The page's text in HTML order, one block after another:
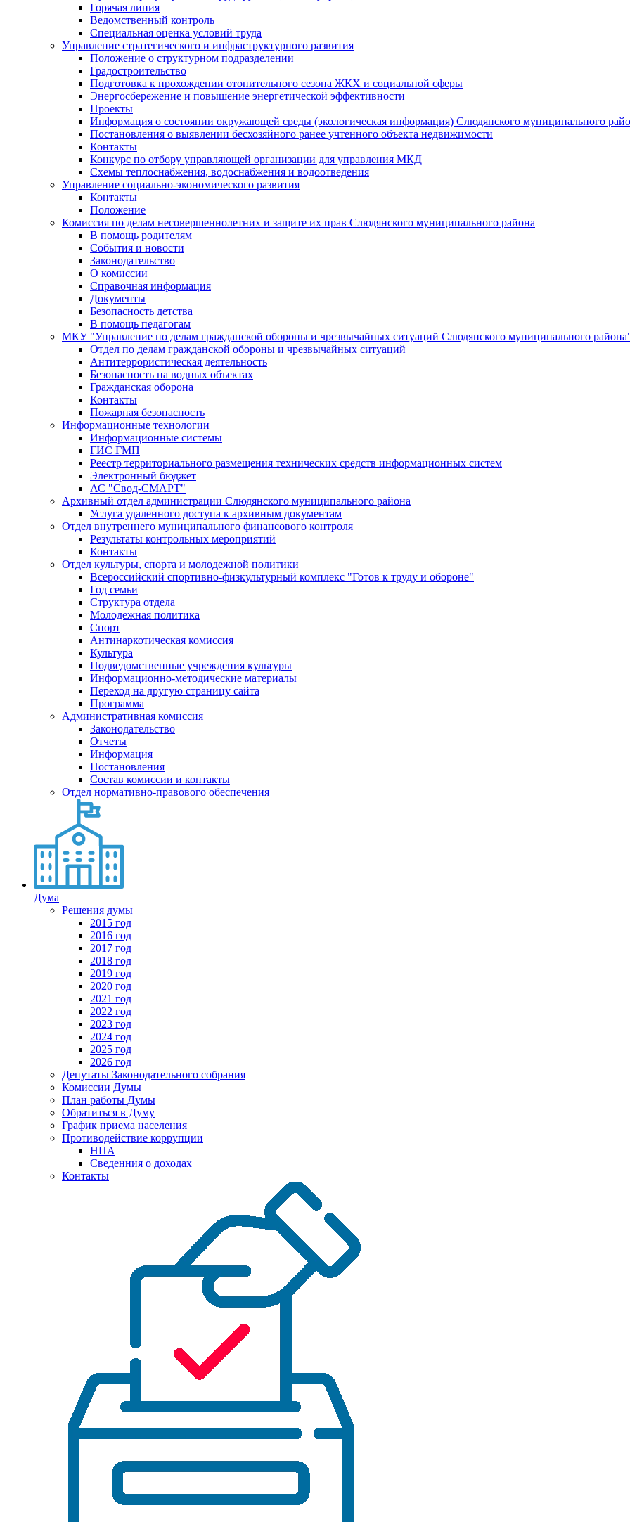
Горячая линия
Ведомственный контроль
Специальная оценка условий труда
Управление стратегического и инфраструктурного развития
Положение о структурном подразделении
Градостроительство
Подготовка к прохождении отопительного сезона ЖКХ и социальной сферы
Энергосбережение и повышение энергетической эффективности
Проекты
Информация о состоянии окружающей среды (экологическая информация) Слюдянского муниципального
Постановления о выявлении бесхозяйного ранее учтенного объекта недвижимости
Контакты
Конкурс по отбору управляющей организации для управления МКД
Схемы теплоснабжения, водоснабжения и водоотведения
Управление социально-экономического развития
Контакты
Положение
Комиссия по делам несовершеннолетних и защите их прав Слюдянского муниципального района
В помощь родителям
События и новости
Законодательство
О комиссии
Справочная информация
Документы
Безопасность детства
В помощь педагогам
МКУ "Управление по делам гражданской обороны и чрезвычайных ситуаций Слюдянского муниципального
Отдел по делам гражданской обороны и чрезвычайных ситуаций
Антитеррористическая деятельность
Безопасность на водных объектах
Гражданская оборона
Контакты
Пожарная безопасность
Информационные технологии
Информационные системы
ГИС ГМП
Реестр территориального размещения технических средств информационных систем
Электронный бюджет
АС "Свод-СМАРТ"
Архивный отдел администрации Слюдянского муниципального района
Услуга удаленного доступа к архивным документам
Отдел внутреннего муниципального финансового контроля
Результаты контрольных мероприятий
Контакты
Отдел культуры, спорта и молодежной политики
Всероссийский спортивно-физкультурный комплекс "Готов к труду и обороне"
Год семьи
Структура отдела
Молодежная политика
Спорт
Антинаркотическая комиссия
Культура
Подведомственные учреждения культуры
Информационно-методические материалы
Переход на другую страницу сайта
Программа
Административная комиссия
Законодательство
Отчеты
Информация
Постановления
Состав комиссии и контакты
Отдел нормативно-правового обеспечения
Дума
Решения думы
2015 год
2016 год
2017 год
2018 год
2019 год
2020 год
2021 год
2022 год
2023 год
2024 год
2025 год
2026 год
Депутаты Законодательного собрания
Комиссии Думы
План работы Думы
Обратиться в Думу
График приема населения
Противодействие коррупции
НПА
Сведенния о доходах
Контакты